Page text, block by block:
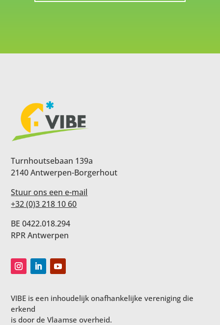
Turnhoutsebaan 139a
2140 Antwerpen-Borgerhout
Stuur ons een e-mail
+32 (0)3 218 10 60
BE 0422.018.294
RPR Antwerpen
VIBE is een inhoudelijk onafhankelijke vereniging die
erkend
is door de Vlaamse overheid.